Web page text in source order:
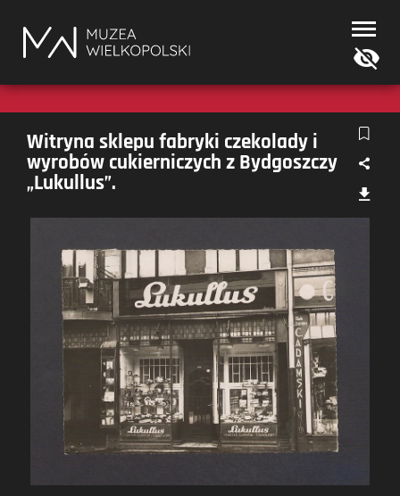
Muzea
Wielkopolski
Witryna sklepu fabryki czekolady i
wyrobów cukierniczych z Bydgoszczy
„Lukullus”.